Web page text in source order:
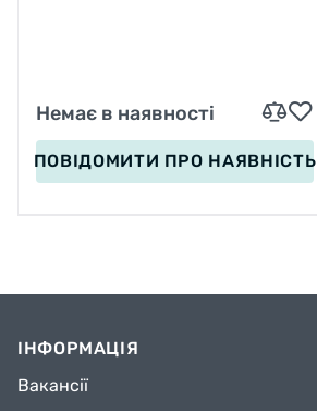
Немає в наявності
ПОВІДОМИТИ ПРО НАЯВНІСТЬ
ІНФОРМАЦІЯ
Вакансії